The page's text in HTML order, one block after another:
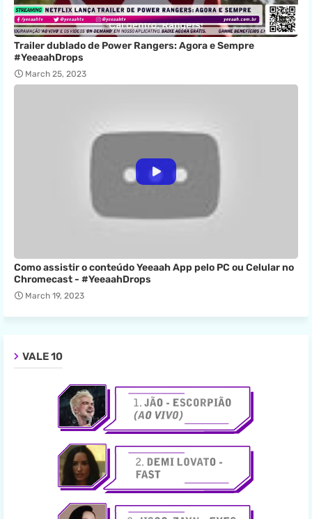
Trailer dublado de Power Rangers: Agora e Sempre
#YeeaahDrops
March 25, 2023
Como assistir o conteúdo Yeeaah App pelo PC ou Celular no
Chromecast - #YeeaahDrops
March 19, 2023
VALE 10